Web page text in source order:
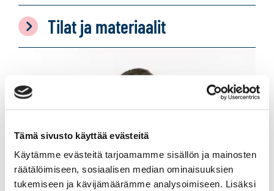
Tämä sivusto käyttää evästeitä
Käytämme evästeitä tarjoamamme sisällön ja mainosten
räätälöimiseen, sosiaalisen median ominaisuuksien
tukemiseen ja kävijämäärämme analysoimiseen. Lisäksi
Tilat ja materiaalit